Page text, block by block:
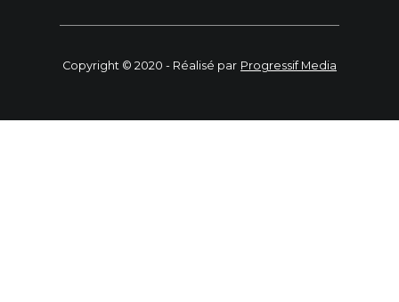
Copyright © 2020 - Réalisé par Progressif Media